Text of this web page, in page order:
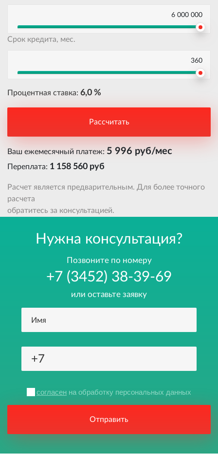
6 000 000
Срок кредита, мес.
360
Процентная ставка: 6,0 %
Рассчитать
Ваш ежемесячный платеж: 5 996 руб/мес
Переплата: 1 158 560 руб
Расчет является предварительным. Для более точного
расчета
обратитесь за консультацией.
Нужна консультация?
Позвоните по номеру
+7 (3452) 38-39-69
или оставьте заявку
согласен на обработку персональных данных
Отправить